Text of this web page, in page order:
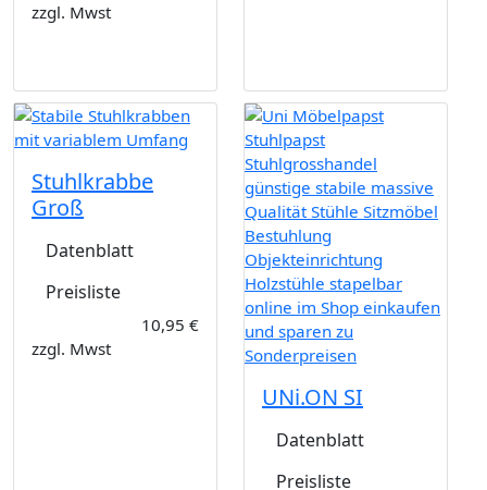
zzgl. Mwst
Stuhlkrabbe
Groß
Datenblatt
Preisliste
10,95 €
zzgl. Mwst
UNi.ON SI
Datenblatt
Preisliste